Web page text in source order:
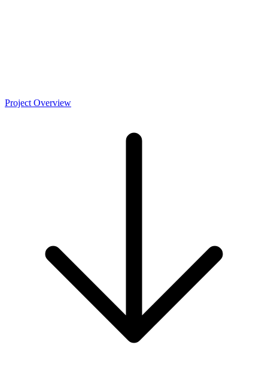
Project Overview